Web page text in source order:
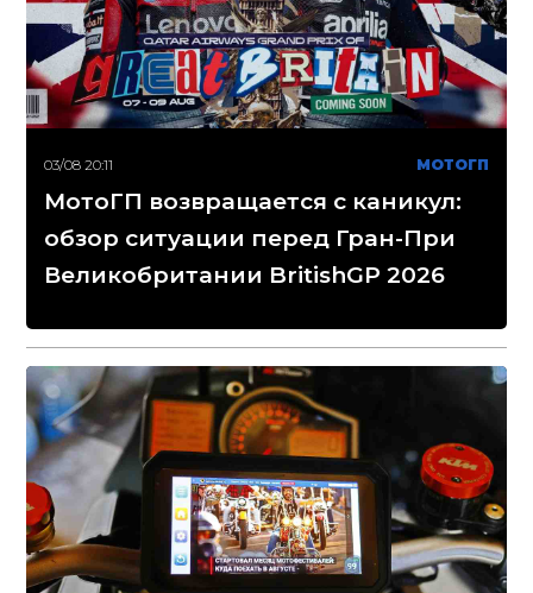
03/08 20:11 МОТОГП
МотоГП возвращается с каникул:
обзор ситуации перед Гран-При
Великобритании BritishGP 2026